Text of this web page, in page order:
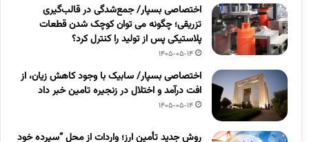
اختصاصی بسپار/ جمع‌شدگی در قالب‌گیری
تزریقی؛ چگونه می توان کوچک شدن قطعات
پلاستیکی پس از تولید را کنترل کرد؟
1405-05-14
اختصاصی بسپار/ سابیک با وجود کاهش زیان، از
افت درآمد و اختلال در زنجیره تامین خبر داد
1405-05-14
روش جدید تأمین ارز؛ واردات از محل “سپرده خود